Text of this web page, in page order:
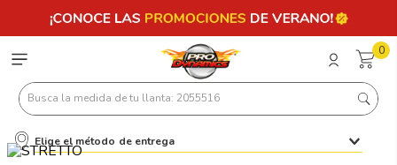
0
Busca la medida de tu llanta: 2055516
Elige el método de entrega
Términos más buscados